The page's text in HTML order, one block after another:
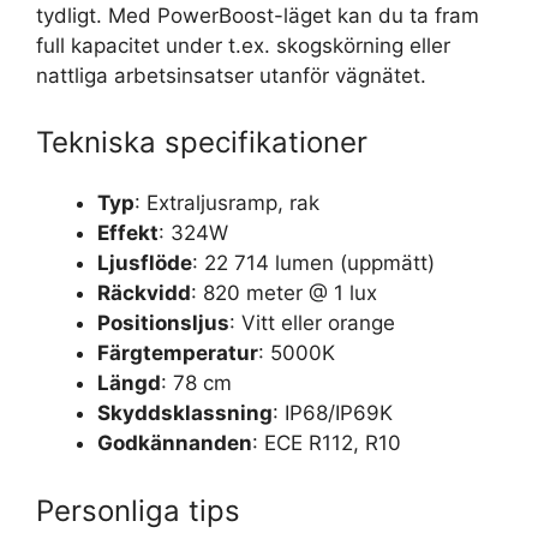
tydligt. Med PowerBoost-läget kan du ta fram
full kapacitet under t.ex. skogskörning eller
nattliga arbetsinsatser utanför vägnätet.
Tekniska specifikationer
Typ: Extraljusramp, rak
Effekt: 324W
Ljusflöde: 22 714 lumen (uppmätt)
Räckvidd: 820 meter @ 1 lux
Positionsljus: Vitt eller orange
Färgtemperatur: 5000K
Längd: 78 cm
Skyddsklassning: IP68/IP69K
Godkännanden: ECE R112, R10
Personliga tips